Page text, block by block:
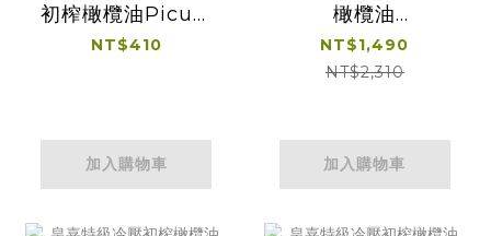
初榨橄欖油Picual
100ml
NT$410
加入購物車
橄欖油
Picual250ml*2贈
皇嘉
NT$1,490
NT$2,310
加入購物車